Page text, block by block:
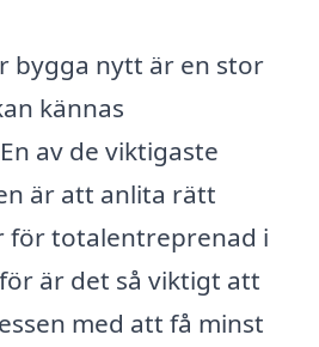
bygga nytt är en stor
kännas
av de viktigaste
är att anlita rätt
totalentreprenad i
är det så viktigt att
med att få minst